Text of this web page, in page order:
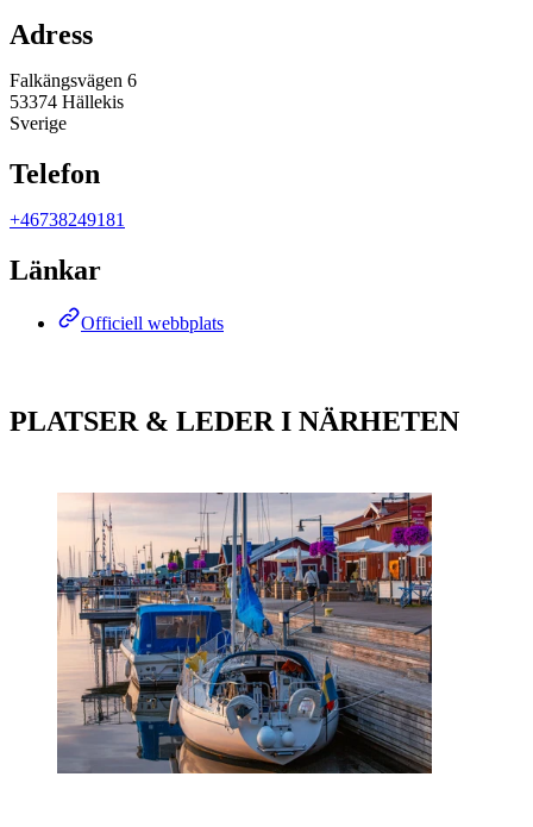
Adress
Falkängsvägen 6
53374 Hällekis
Sverige
Telefon
+46738249181
Länkar
Officiell webbplats
PLATSER & LEDER I NÄRHETEN